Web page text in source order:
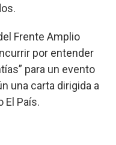
Frente Amplio
por entender
para un evento
una carta dirigida a
El País.